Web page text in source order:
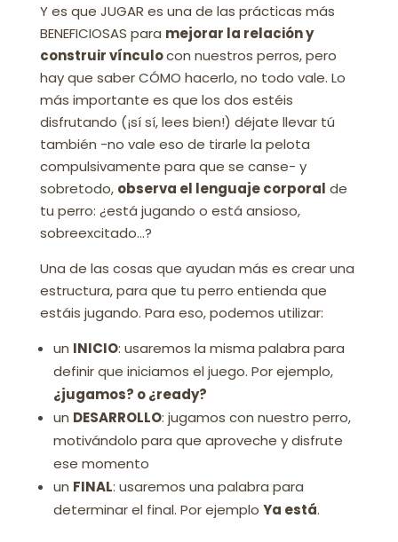
Y es que JUGAR es una de las prácticas más
BENEFICIOSAS para mejorar la relación y
construir vínculocon nuestros perros, pero
hay que saber CÓMO hacerlo, no todo vale. Lo
más importante es que los dos estéis
disfrutando (¡sí sí, lees bien!) déjate llevar tú
también -no vale eso de tirarle la pelota
compulsivamente para que se canse- y
sobretodo, observa el lenguaje corporal de
tu perro: ¿está jugando o está ansioso,
sobreexcitado…?
Una de las cosas que ayudan más es crear una
estructura, para que tu perro entienda que
estáis jugando. Para eso, podemos utilizar:
un INICIO: usaremos la misma palabra para
definir que iniciamos el juego. Por ejemplo,
¿jugamos? o ¿ready?
un DESARROLLO: jugamos con nuestro perro,
motivándolo para que aproveche y disfrute
ese momento
un FINAL: usaremos una palabra para
determinar el final. Por ejemplo Ya está.